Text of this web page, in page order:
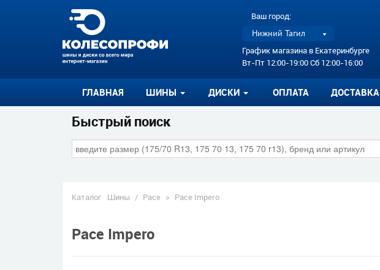
Ваш город:
Нижний Тагил
График магазина в Екатеринбурге
Вт-Пт 12:00-19:00 Сб 12:00-16:00
ГЛАВНАЯ ШИНЫ ДИСКИ ОПЛАТА ДОСТАВКА
Быстрый поиск
Каталог Шины / Pace > Pace Impero
Pace Impero